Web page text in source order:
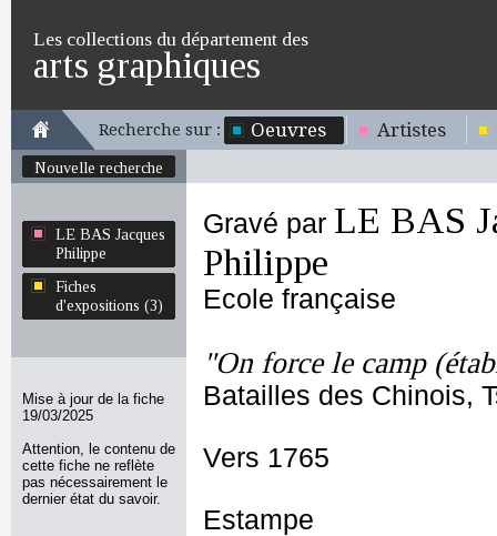
Les collections du département des
arts graphiques
Recherche sur : Oeuvres Artistes
Nouvelle recherche
LE BAS Jacques
Philippe
Fiches
d'expositions (3)
Mise à jour de la fiche
19/03/2025
Attention, le contenu de
cette fiche ne reflète
pas nécessairement le
dernier état du savoir.
Gravé par LE BAS
Philippe
Ecole française
"On force le camp
Batailles des Chinois,
Vers 1765
Estampe